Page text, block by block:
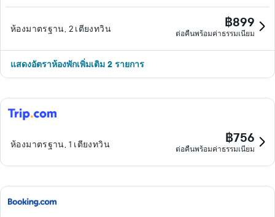
ห้องมาตรฐาน, 2 เตียงทวิน ฿899
ต่อคืนพร้อมค่าธรรมเนียม
แสดงอัตราห้องพักเพิ่มเติม 2 รายการ
ห้องมาตรฐาน, 1 เตียงทวิน ฿756
ต่อคืนพร้อมค่าธรรมเนียม